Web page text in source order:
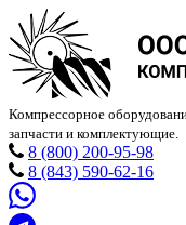
Компрессорное
запчасти и комплектующие.
8 (800) 200-95-98
8 (843) 590-62-16